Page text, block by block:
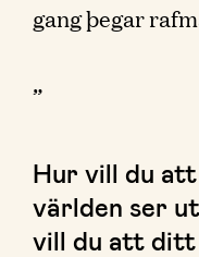
gang þegar
”
Hur vill du
världen ser
vill du att